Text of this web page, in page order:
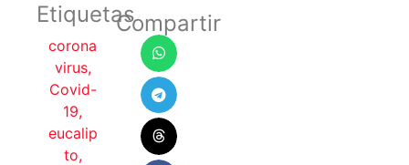
Etiquetas
corona
virus,
Covid-
19,
eucalip
to,
Compartir